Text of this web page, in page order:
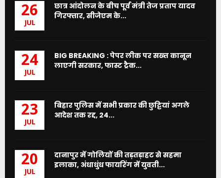
26
JUL
छात्र आंदोलन के बीच पूर्व मंत्री तेज प्रताप यादव
गिरफ्तार, सीजेएम के...
24
JUL
BIG BREAKING : पेपर लीक पर सख्त कानून
लाएगी सरकार, फास्ट ट्रैक...
23
JUL
बिहार पुलिस में सभी प्रकार की छुट्टियां अगले
आदेश तक रद्द, 24...
20
JUL
दानापुर में गोलियों की तड़तड़ाहट से सहमा
इलाका, अंधाधुंध फायरिंग में युवती...